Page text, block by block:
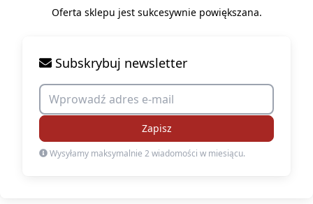
Oferta sklepu jest sukcesywnie powiększana.
Subskrybuj newsletter
Zapisz
Wysyłamy maksymalnie 2 wiadomości w miesiącu.